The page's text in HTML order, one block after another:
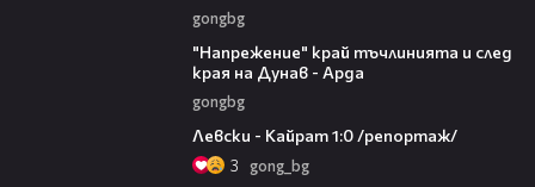
gongbg
"Напрежение" край тъчлинията и след
края на Дунав - Арда
gongbg
Левски - Кайрат 1:0 /репортаж/
3 gong_bg